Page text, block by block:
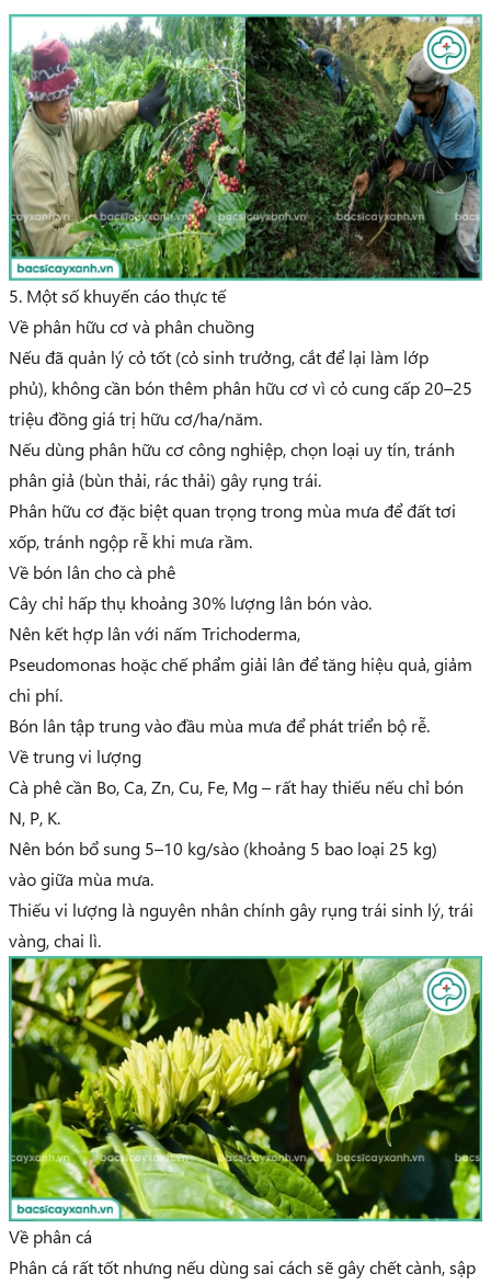
5. Một số khuyến cáo thực tế
Về phân hữu cơ và phân chuồng
Nếu đã quản lý cỏ tốt (cỏ sinh trưởng, cắt để lại làm lớp
phủ), không cần bón thêm phân hữu cơvì cỏ cung cấp 20–25
triệu đồng giá trị hữu cơ/ha/năm.
Nếu dùng phân hữu cơ công nghiệp, chọn loại uy tín, tránh
phân giả (bùn thải, rác thải) gây rụng trái.
Phân hữu cơđặc biệt quan trọng trong mùa mưa để đất tơi
xốp, tránh ngộp rễ khi mưa rầm.
Về bón lân cho cà phê
Cây chỉ hấp thụ khoảng 30% lượng lân bón vào.
Nên kết hợp lân với nấm Trichoderma,
Pseudomonas hoặcchế phẩm giải lân để tăng hiệu quả, giảm
chi phí.
Bón lân tập trung vàođầu mùa mưa để phát triển bộ rễ.
Về trung vi lượng
Cà phê cần Bo, Ca, Zn, Cu, Fe, Mg– rất hay thiếu nếu chỉ bón
N, P, K.
Nên bón bổ sung 5–10 kg/sào (khoảng 5 bao loại 25 kg)
vàogiữa mùa mưa.
Thiếu vi lượng là nguyên nhân chính gây rụng trái sinh lý, trái
vàng, chai lì.
Về phân cá
Phân cá rất tốt nhưng nếu dùng sai cách sẽ gây chết cành, sập